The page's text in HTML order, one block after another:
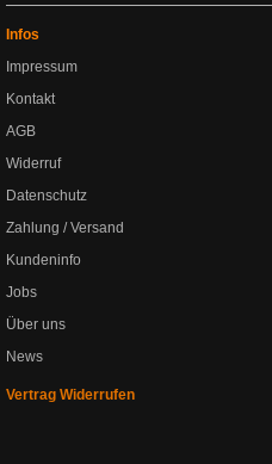
Infos
Impressum
Kontakt
AGB
Widerruf
Datenschutz
Zahlung / Versand
Kundeninfo
Jobs
Über uns
News
Vertrag Widerrufen